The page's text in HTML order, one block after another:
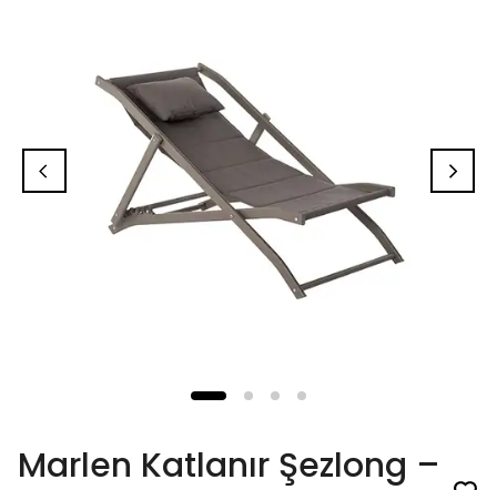
Marlen Katlanır Şezlong –